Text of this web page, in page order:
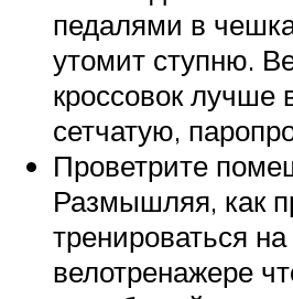
педалями в
утомит ступню.
кроссовок лучше
сетчатую,
Проветрите
Размышляя, как
тренироваться на
велотренажере